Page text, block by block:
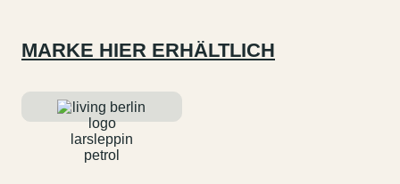
MARKE HIER ERHÄLTLICH